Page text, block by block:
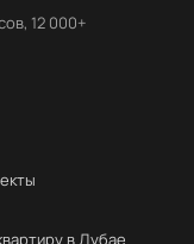
12 000+
в Дубае